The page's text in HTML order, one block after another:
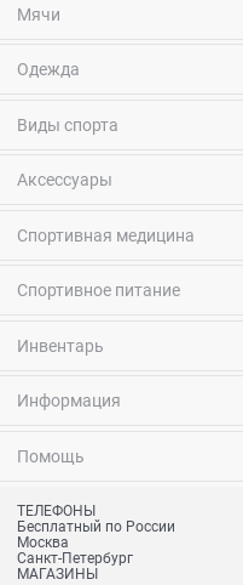
Мячи
Одежда
Виды спорта
Аксессуары
Спортивная медицина
Спортивное питание
Инвентарь
Информация
Помощь
ТЕЛЕФОНЫ
Бесплатный по России
Москва
Санкт-Петербург
МАГАЗИНЫ